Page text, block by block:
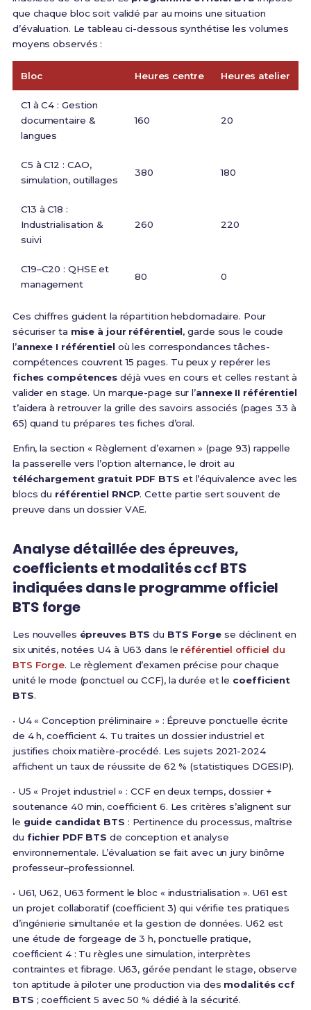
que chaque bloc soit validé par au moins une situation
d’évaluation. Le tableau ci-dessous synthétise les volumes
moyens observés :
Bloc Heures centre Heures atelier
C1 à C4 : Gestion
documentaire &
langues
160 20
C5 à C12 : CAO,
simulation, outillages
380 180
C13 à C18 :
Industrialisation &
suivi
260 220
C19–C20 : QHSE et
management
80 0
Ces chiffres guident la répartition hebdomadaire. Pour
sécuriser ta mise à jour référentiel, garde sous le coude
l’annexe I référentieloù les correspondances tâches-
compétences couvrent 15 pages. Tu peux y repérer les
fiches compétences déjà vues en cours et celles restant à
valider en stage. Un marque-page sur l’annexe II référentiel
t’aidera à retrouver la grille des savoirs associés (pages 33 à
65) quand tu prépares tes fiches d’oral.
Enfin, la section « Règlement d’examen » (page 93) rappelle
la passerelle vers l’option alternance, le droit au
téléchargement gratuit PDF BTS et l’équivalence avec les
blocs du référentiel RNCP. Cette partie sert souvent de
preuve dans un dossier VAE.
Analyse détaillée des épreuves,
coefficients et modalités ccf BTS
indiquées dans le programme officiel
BTS forge
Les nouvelles épreuves BTS du BTS Forge se déclinent en
six unités, notées U4 à U63 dans le référentiel officiel du
BTS Forge. Le règlement d’examen précise pour chaque
unité le mode (ponctuel ou CCF), la durée et le coefficient
BTS.
• U4 « Conception préliminaire » : Épreuve ponctuelle écrite
de 4 h, coefficient 4. Tu traites un dossier industriel et
justifies choix matière-procédé. Les sujets 2021-2024
affichent un taux de réussite de 62 % (statistiques DGESIP).
• U5 « Projet industriel » : CCF en deux temps, dossier +
soutenance 40 min, coefficient 6. Les critères s’alignent sur
le guide candidat BTS : Pertinence du processus, maîtrise
du fichier PDF BTS de conception et analyse
environnementale. L’évaluation se fait avec un jury binôme
professeur–professionnel.
• U61, U62, U63 forment le bloc « industrialisation ». U61 est
un projet collaboratif (coefficient 3) qui vérifie tes pratiques
d’ingénierie simultanée et la gestion de données. U62 est
une étude de forgeage de 3 h, ponctuelle pratique,
coefficient 4 : Tu règles une simulation, interprètes
contraintes et fibrage. U63, gérée pendant le stage, observe
ton aptitude à piloter une production via des modalités ccf
BTS ; coefficient 5 avec 50 % dédié à la sécurité.